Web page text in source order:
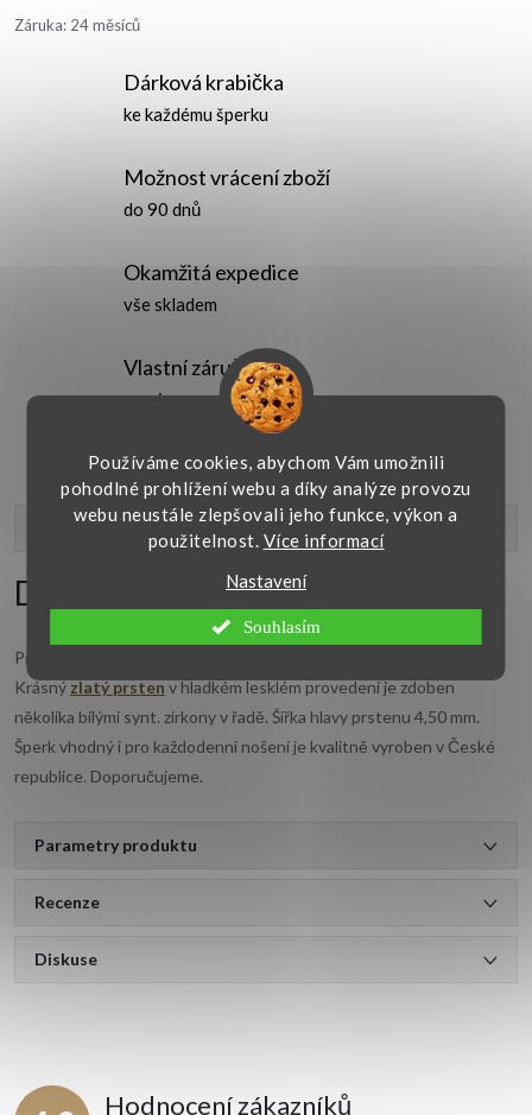
Používáme cookies, abychom Vám umožnili
pohodlné prohlížení webu a díky analýze provozu
webu neustále zlepšovali jeho funkce, výkon a
použitelnost. Více informací
Nastavení
Souhlasím
Záruka: 24 měsíců
Dárková krabička
ke každému šperku
Možnost vrácení zboží
do 90 dnů
Okamžitá expedice
vše skladem
Vlastní záruční
servis
Detailní popis produktu
Prsten je vyrobený ze žlutého zlata 14 karátů s ryzostí 585/1000.
Krásný zlatý prsten v hladkém lesklém provedení je zdoben
několika bílými synt. zirkony v řadě. Šířka hlavy prstenu 4,50 mm.
Šperk vhodný i pro každodenní nošení je kvalitně vyroben v České
republice. Doporučujeme.
Parametry produktu
Recenze
Diskuse
Hodnocení zákazníků